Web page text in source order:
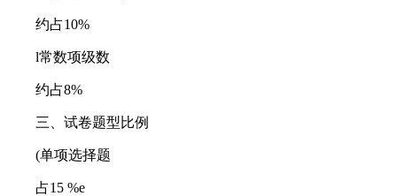
约占10%
l常数项级数
约占8%
三、试卷题型比例
(单项选择题
占15 %e